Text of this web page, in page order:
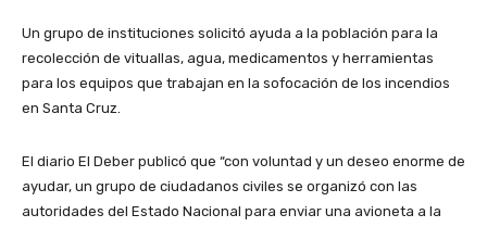
Un grupo de instituciones solicitó ayuda a la población para la
recolección de vituallas, agua, medicamentos y herramientas
para los equipos que trabajan en la sofocación de los incendios
en Santa Cruz.
El diario El Deber publicó que “con voluntad y un deseo enorme de
ayudar, un grupo de ciudadanos civiles se organizó con las
autoridades del Estado Nacional para enviar una avioneta a la